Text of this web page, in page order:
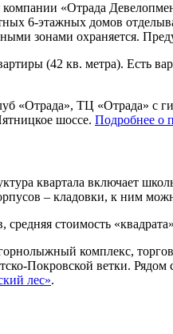
«Отрада
6-этажных домов
зонами охраняется.
(42 кв. метра). Есть
«Отрада», ТЦ «Отрада»
шоссе. Подробнее о
квартала включает
– кладовки, к ним
стоимость
комплекс,
Покровской ветки. Рядом
лес».